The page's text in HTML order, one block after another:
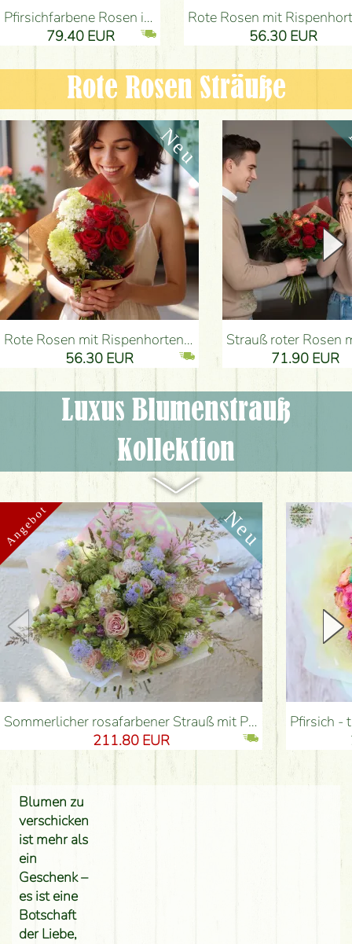
Pfirsichfarbene Rosen in einer eleganten plüsch Zylinderbox (9 Stiele) - Blumenlieferung Budapest
79.40 EUR
Rote Rosen mit Rispenhortensien und kleinen Blumen - Blumenlieferung
56.30 EUR
Rote Rosen Sträuße
Rote Rosen mit Rispenhortensien und kleinen Blumen - Blumenlieferung Budapest
56.30 EUR
Strauß roter Rosen mit Anthurium - Blumenlieferung
71.90 EUR
Luxus Blumenstrauß
Kollektion
Sommerlicher rosafarbener Strauß mit Pastellfarben, kleinen Blüten, Rosen (54 Stiele) - Blumenlieferung Budapest
211.80 EUR
Pfirsich - türkis -
Blumen zu
verschicken
ist mehr als
ein
Geschenk –
es ist eine
Botschaft
der Liebe,